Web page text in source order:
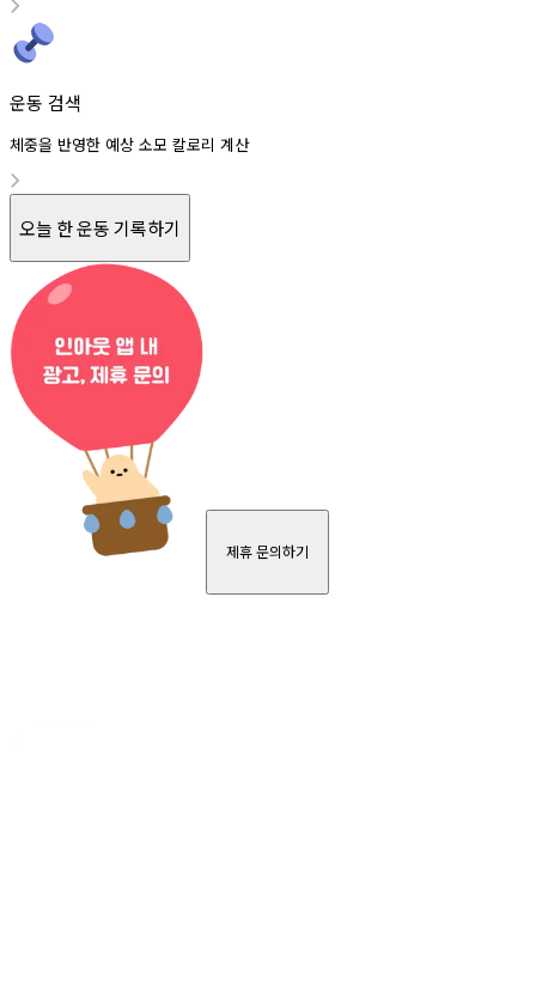
운동 검색
체중을 반영한 예상 소모 칼로리 계산
오늘 한 운동 기록하기
제휴 문의하기